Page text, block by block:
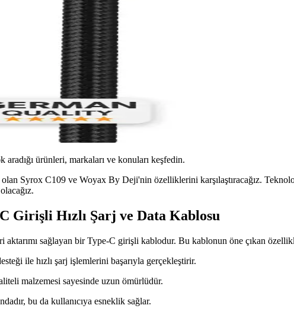
aradığı ürünleri, markaları ve konuları keşfedin.
Syrox C109 ve Woyax By Deji'nin özelliklerini karşılaştıracağız.
Girişli Hızlı Şarj ve Data Kablosu
aktarımı sağlayan bir Type-C girişli kablodur. Bu kablonun öne çıkan
ile hızlı şarj işlemlerini başarıyla gerçekleştirir.
malzemesi sayesinde uzun ömürlüdür.
bu da kullanıcıya esneklik sağlar.